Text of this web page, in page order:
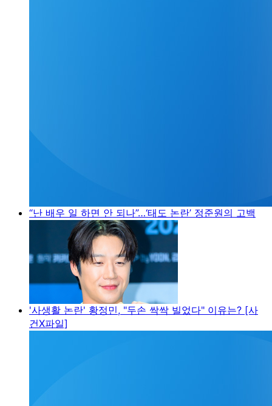
“난 배우 일 하면 안 되나”…‘태도 논란’ 정준원의 고백
'사생활 논란' 황정민, "두손 싹싹 빌었다" 이유는? [사
건X파일]